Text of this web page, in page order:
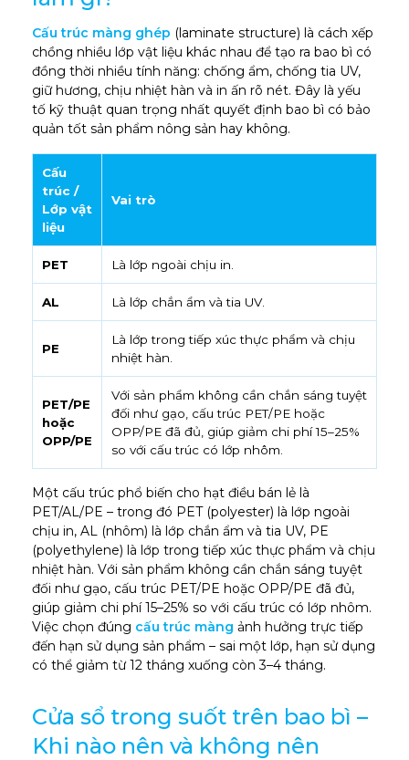
Cấu trúc màng ghép (laminate structure) là cách xếp
chồng nhiều lớp vật liệu khác nhau để tạo ra bao bì có
đồng thời nhiều tính năng: chống ẩm, chống tia UV,
giữ hương, chịu nhiệt hàn và in ấn rõ nét. Đây là yếu
tố kỹ thuật quan trọng nhất quyết định bao bì có bảo
quản tốt sản phẩm nông sản hay không.
Cấu
trúc /
Lớp vật
liệu
Vai trò
PET Là lớp ngoài chịu in.
AL Là lớp chắn ẩm và tia UV.
PE
Là lớp trong tiếp xúc thực phẩm và chịu
nhiệt hàn.
PET/PE
hoặc
OPP/PE
Với sản phẩm không cần chắn sáng tuyệt
đối như gạo, cấu trúc PET/PE hoặc
OPP/PE đã đủ, giúp giảm chi phí 15–25%
so với cấu trúc có lớp nhôm.
Một cấu trúc phổ biến cho hạt điều bán lẻ là
PET/AL/PE – trong đó PET (polyester) là lớp ngoài
chịu in, AL (nhôm) là lớp chắn ẩm và tia UV, PE
(polyethylene) là lớp trong tiếp xúc thực phẩm và chịu
nhiệt hàn. Với sản phẩm không cần chắn sáng tuyệt
đối như gạo, cấu trúc PET/PE hoặc OPP/PE đã đủ,
giúp giảm chi phí 15–25% so với cấu trúc có lớp nhôm.
Việc chọn đúng cấu trúc màng ảnh hưởng trực tiếp
đến hạn sử dụng sản phẩm – sai một lớp, hạn sử dụng
có thể giảm từ 12 tháng xuống còn 3–4 tháng.
Cửa sổ trong suốt trên bao bì –
Khi nào nên và không nên